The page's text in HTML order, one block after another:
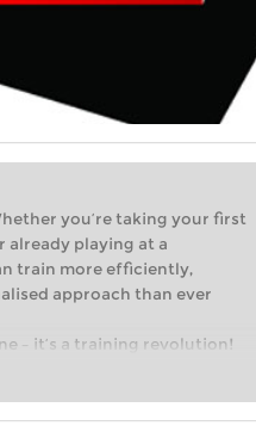
you’re taking your first
already playing at a
train more efficiently,
approach than ever
– it’s a training revolution!
into the world of club chess,
a more personalised